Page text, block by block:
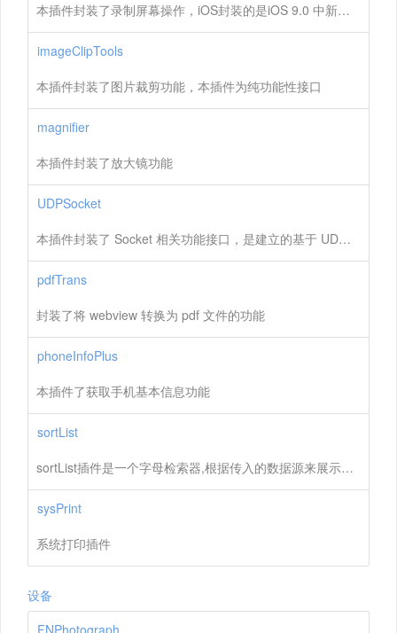
本插件封装了录制屏幕操作，iOS封装的是iOS 9.0 中新添加的 ReplayKit 库
imageClipTools
本插件封装了图片裁剪功能，本插件为纯功能性接口
magnifier
本插件封装了放大镜功能
UDPSocket
本插件封装了 Socket 相关功能接口，是建立的基于 UDP 的链接。可通过 createAndBind 创建 Socket 并绑定端口号
pdfTrans
封装了将 webview 转换为 pdf 文件的功能
phoneInfoPlus
本插件了获取手机基本信息功能
sortList
sortList插件是一个字母检索器,根据传入的数据源来展示检索器的字母
sysPrint
系统打印插件
设备
FNPhotograph